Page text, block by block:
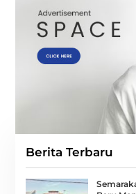
Berita Terbaru